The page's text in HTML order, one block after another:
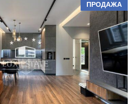
ПРОДАЖА